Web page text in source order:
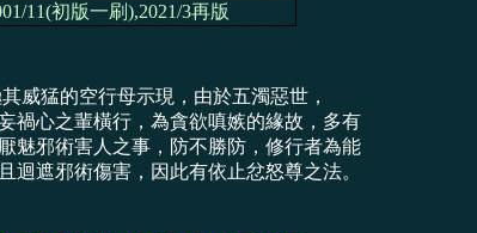
11(初版一刷),2021/3再版
威猛的空行母示現，由於五濁惡世，
禍心之輩橫行，為貪欲嗔嫉的緣故，多有
魅邪術害人之事，防不勝防，修行者為能
迴遮邪術傷害，因此有依止忿怒尊之法。